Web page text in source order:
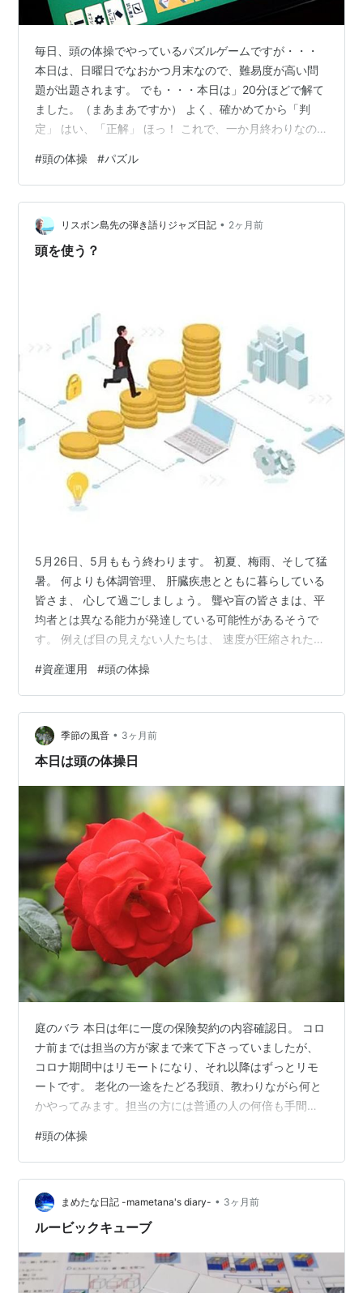
毎日、頭の体操でやっているパズルゲームですが・・・
本日は、日曜日でなおかつ月末なので、難易度が高い問
題が出題されます。 でも・・・本日は」20分ほどで解て
ました。（まあまあですか） よく、確かめてから「判
定」 はい、「正解」 ほっ！ これで、一か月終わりなの
た。 さらに・・・正解にならなかった日が１日 いろいろ
ダメですねぇ ということで・・・今月は参加賞しかもら
えませんでした。 来月は、免許皆伝（全日正解）をめざ
してがんばります。
#頭の体操 #パズル
リスボン島先の弾き語りジャズ日記 • 2ヶ月前
頭を使う？
5月26日、5月ももう終わります。 初夏、梅雨、そして猛
暑。 何よりも体調管理、 肝臓疾患とともに暮らしている
皆さま、 心して過ごしましょう。 聾や盲の皆さまは、平
均者とは異なる能力が発達している可能性があるそうで
す。 例えば目の見えない人たちは、 速度が圧縮された言
もなく聞き取れるそうですし、 耳の聞こえない人たちの
視覚情報の認識の細かさは、圧倒的です。 どうやら人間
の脳には、使わなくなった領野を、 元々の役目？とは異
なる官能のために活用する柔軟性があるらしいです。 大
学教員という職業を卒業し、 研究者としての責務である
#資産運用 #頭の体操
季節の風音 • 3ヶ月前
本日は頭の体操日
庭のバラ 本日は年に一度の保険契約の内容確認日。 コロ
ナ前までは担当の方が家まで来て下さっていましたが、
コロナ期間中はリモートになり、それ以降はずっとリモ
ートです。 老化の一途をたどる我頭、教わりながら何と
かやってみます。担当の方には普通の人の何倍も手間と
めて行きます。 若い方でしたら「ちょちょいがちょい」
でしょうが、ダメな頭とカサカサ指ではなかなか先に進
めず、「画面がなくなりました」とか「あれ、消えちゃ
った、どこ行った？」とか。 指が乾燥しているからか？
太いからか？白魚のような指でしたら打ち間違いもなく
#頭の体操
まめたな日記 -mametana's diary- • 3ヶ月前
ルービックキューブ